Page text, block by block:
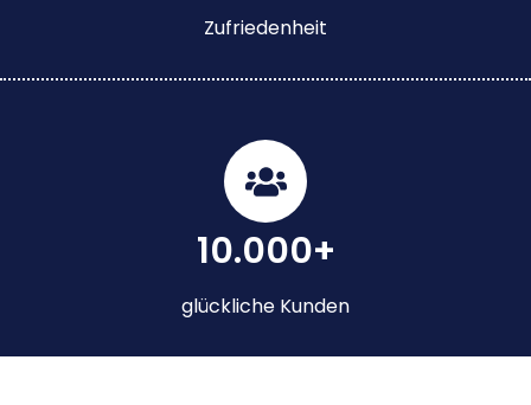
Zufriedenheit
10.000+
glückliche Kunden